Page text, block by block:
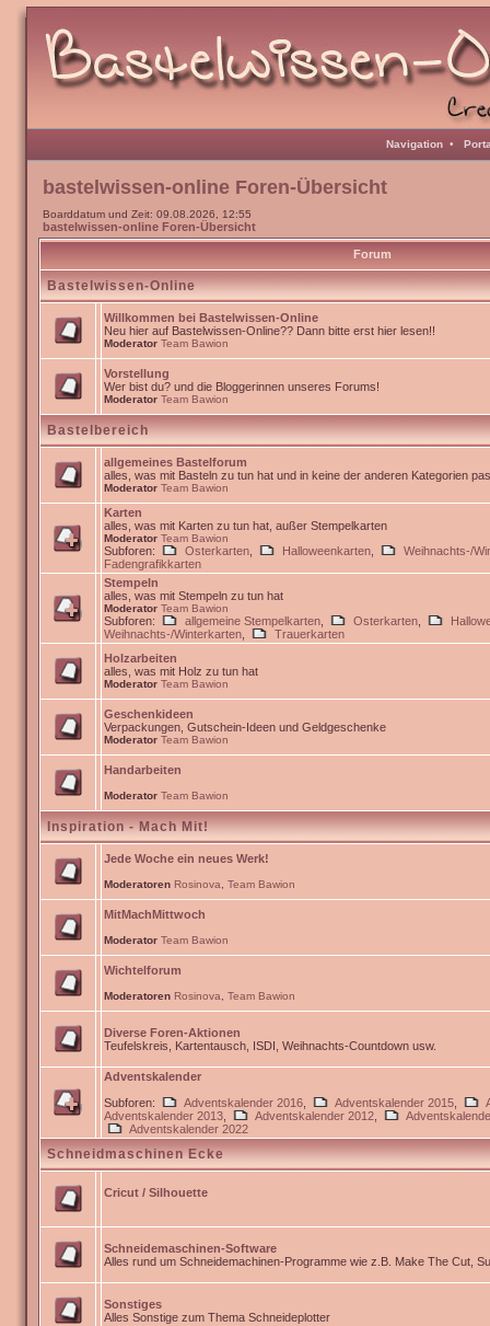
Navigation •
bastelwissen-online Foren-Übersicht
Boarddatum und Zeit: 09.08.2026, 12:55
bastelwissen-online Foren-Übersicht
Forum
Bastelwissen-Online
Willkommen bei Bastelwissen-Online
Neu hier auf Bastelwissen-Online?? Dann bitte erst hier lesen!!
Moderator Team Bawion
Vorstellung
Wer bist du? und die Bloggerinnen unseres Forums!
Moderator Team Bawion
Bastelbereich
allgemeines Bastelforum
alles, was mit Basteln zu tun hat und in keine der anderen Kategorien
Moderator Team Bawion
Karten
alles, was mit Karten zu tun hat, außer Stempelkarten
Moderator Team Bawion
Subforen: Osterkarten Halloweenkarten
Weihnachts-/
Fadengrafikkarten
Stempeln
alles, was mit Stempeln zu tun hat
Moderator Team Bawion
Subforen: allgemeine Stempelkarten Osterkarten
Weihnachts-/Winterkarten
Trauerkarten
Holzarbeiten
alles, was mit Holz zu tun hat
Moderator Team Bawion
Geschenkideen
Verpackungen, Gutschein-Ideen und Geldgeschenke
Moderator Team Bawion
Handarbeiten
Moderator Team Bawion
Inspiration - Mach Mit!
Jede Woche ein neues Werk!
Moderatoren Rosinova Team Bawion
MitMachMittwoch
Moderator Team Bawion
Wichtelforum
Moderatoren Rosinova Team Bawion
Diverse Foren-Aktionen
Teufelskreis, Kartentausch, ISDI, Weihnachts-Countdown usw.
Adventskalender
Subforen:
Adventskalender 2016 Adventskalender 2015
Adventskalender 2013
Adventskalender 2012
Adventskalender 2022
Schneidmaschinen Ecke
Cricut / Silhouette
Schneidemaschinen-Software
Alles rund um Schneidemachinen-Programme wie z.B. Make The Cut,
Sonstiges
Alles Sonstige zum Thema Schneideplotter